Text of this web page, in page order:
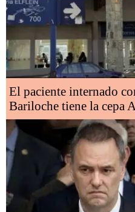
El paciente internado
Bariloche tiene la cepa